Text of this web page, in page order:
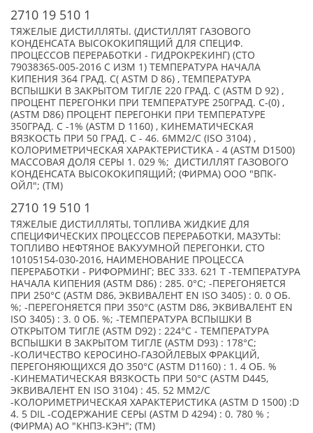
2710 19 510 1
ТЯЖЕЛЫЕ ДИСТИЛЛЯТЫ. (ДИСТИЛЛЯТ ГАЗОВОГО
КОНДЕНСАТА ВЫСОКОКИПЯЩИЙ ДЛЯ СПЕЦИФ.
ПРОЦЕССОВ ПЕРЕРАБОТКИ - ГИДРОКРЕКИНГ) (СТО
79038365-005-2016 С ИЗМ 1) ТЕМПЕРАТУРА НАЧАЛА
КИПЕНИЯ 364 ГРАД. С( ASTM D 86) , ТЕМПЕРАТУРА
ВСПЫШКИ В ЗАКРЫТОМ ТИГЛЕ 220 ГРАД. С (ASTM D 92) ,
ПРОЦЕНТ ПЕРЕГОНКИ ПРИ ТЕМПЕРАТУРЕ 250ГРАД. C-(0) ,
(ASTM D86) ПРОЦЕНТ ПЕРЕГОНКИ ПРИ ТЕМПЕРАТУРЕ
350ГРАД. C -1% (ASTM D 1160) , КИНЕМАТИЧЕСКАЯ
ВЯЗКОСТЬ ПРИ 50 ГРАД. С - 46. 6ММ2/С (ISO 3104) ,
КОЛОРИМЕТРИЧЕСКАЯ ХАРАКТЕРИСТИКА - 4 (ASTM D1500)
МАССОВАЯ ДОЛЯ СЕРЫ 1. 029 %; ДИСТИЛЛЯТ ГАЗОВОГО
КОНДЕНСАТА ВЫСОКОКИПЯЩИЙ; (ФИРМА) ООО "ВПК-
ОЙЛ"; (TM)
2710 19 510 1
ТЯЖЕЛЫЕ ДИСТИЛЛЯТЫ, ТОПЛИВА ЖИДКИЕ ДЛЯ
СПЕЦИФИЧЕСКИХ ПРОЦЕССОВ ПЕРЕРАБОТКИ, МАЗУТЫ:
ТОПЛИВО НЕФТЯНОЕ ВАКУУМНОЙ ПЕРЕГОНКИ, СТО
10105154-030-2016, НАИМЕНОВАНИЕ ПРОЦЕССА
ПЕРЕРАБОТКИ - РИФОРМИНГ; ВЕС 333. 621 Т -ТЕМПЕРАТУРА
НАЧАЛА КИПЕНИЯ (ASTM D86) : 285. 0°С; -ПЕРЕГОНЯЕТСЯ
ПРИ 250°С (ASTM D86, ЭКВИВАЛЕНТ EN ISO 3405) : 0. 0 ОБ.
%; -ПЕРЕГОНЯЕТСЯ ПРИ 350°С (ASTM D86, ЭКВИВАЛЕНТ EN
ISO 3405) : 3. 0 ОБ. %; -ТЕМПЕРАТУРА ВСПЫШКИ В
ОТКРЫТОМ ТИГЛЕ (ASTM D92) : 224°С - ТЕМПЕРАТУРА
ВСПЫШКИ В ЗАКРЫТОМ ТИГЛЕ (ASTM D93) : 178°С;
-КОЛИЧЕСТВО КЕРОСИНО-ГАЗОЙЛЕВЫХ ФРАКЦИЙ,
ПЕРЕГОНЯЮЩИХСЯ ДО 350°С (ASTM D1160) : 1. 4 ОБ. %
-КИНЕМАТИЧЕСКАЯ ВЯЗКОСТЬ ПРИ 50°С (ASTM D445,
ЭКВИВАЛЕНТ EN ISO 3104) : 45. 52 ММ2/С
-КОЛОРИМЕТРИЧЕСКАЯ ХАРАКТЕРИСТИКА (ASTM D 1500) :D
4. 5 DIL -СОДЕРЖАНИЕ СЕРЫ (ASTM D 4294) : 0. 780 % ;
(ФИРМА) АО "КНПЗ-КЭН"; (TM)